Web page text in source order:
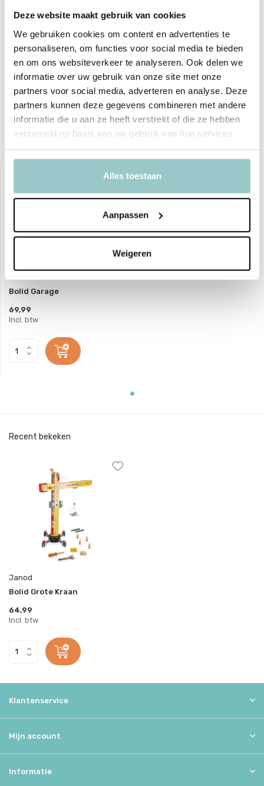
Deze website maakt gebruik van cookies
We gebruiken cookies om content en advertenties te
personaliseren, om functies voor social media te bieden
en om ons websiteverkeer te analyseren. Ook delen we
informatie over uw gebruik van onze site met onze
partners voor social media, adverteren en analyse. Deze
partners kunnen deze gegevens combineren met andere
informatie die u aan ze heeft verstrekt of die ze hebben
verzameld op basis van uw gebruik van hun services.
Alles toestaan
Aanpassen
Weigeren
Productspecificaties
EAN 3700217364687
Delen
Bolid Garage
69,99
Incl. btw
Recent bekeken
Janod
Bolid Grote Kraan
64,99
Incl. btw
Klantenservice
Mijn account
Informatie